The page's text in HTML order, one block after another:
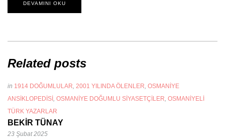
DEVAMINI OKU
Related posts
in 1914 DOĞUMLULAR, 2001 YILINDA ÖLENLER, OSMANIYE
ANSIKLOPEDISI , OSMANIYE DOĞUMLU SIYASETÇILER, OSMANIYELI
TÜRK YAZARLAR
BEKİR TÜNAY
23 Şubat 2025